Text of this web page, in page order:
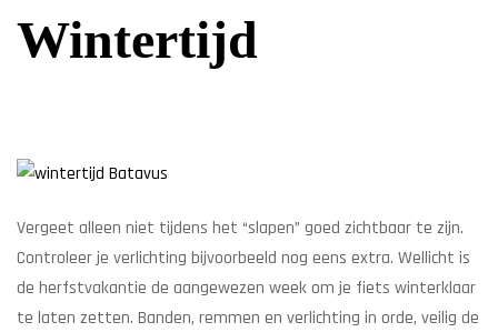
Wintertijd
Vergeet alleen niet tijdens het “slapen” goed zichtbaar te zijn.
Controleer je verlichting bijvoorbeeld nog eens extra. Wellicht is
de herfstvakantie de aangewezen week om je fiets winterklaar
te laten zetten. Banden, remmen en verlichting in orde, veilig de